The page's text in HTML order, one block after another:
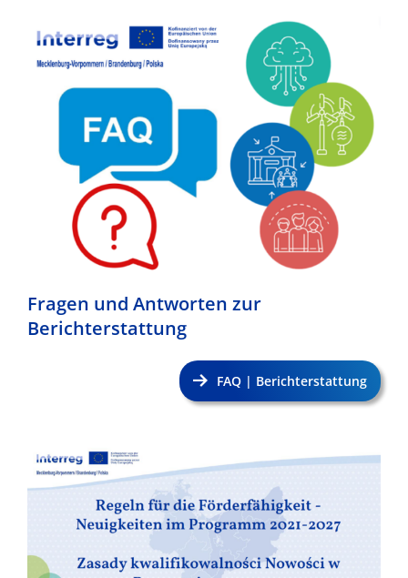
Fragen und Antworten zur
Berichterstattung
FAQ | Berichterstattung